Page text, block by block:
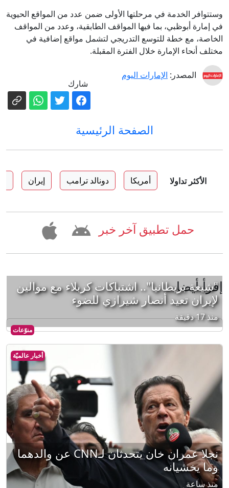
وستتوافر الخدمة في مرحلتها الأولى ضمن عدد من المواقع الحيوية
في إمارة أبوظبي، بما فيها المواقف الطابقية، وعدد من المواقف
الخاصة، مع خطة للتوسع التدريجي لتشمل مواقع إضافية في
مختلف أنحاء الإمارة خلال الفترة المقبلة.
المصدر: الإمارات اليوم
شارك
الصفحة الرئيسية
الأكثر تداولا أمريكا دونالد ترامب إيران
حمل تطبيق آخر خبر
إقرأ أيضا
منوّعات
"شيعة بريطانيا".. اشتباكات كربلاء مع موالين
لإيران تعيد أنصار شيرازي للضوء
منذ 17 دقيقة
أخبار عالميّة
نجلا عمران خان يتحدثان لـCNN عن والدهما
وما يخشيانه
منذ ساعة